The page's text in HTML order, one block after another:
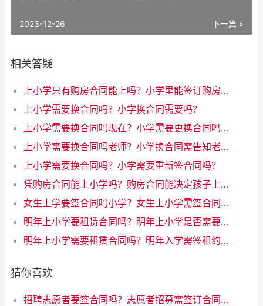
下一篇 »
2023-12-26
相关答疑
上小学只有购房合同能上吗？小学里能签订购房合同吗？
上小学需要换合同吗？小学换合同需要吗？
上小学需要换合同吗现在？小学需要更换合同吗？解答在这里
上小学需要换合同吗老师？小学换合同需告知老师吗
上小学需要换合同吗？小学需要重新签合同吗？
凭购房合同能上小学吗？购房合同能决定孩子上小学吗？
女生上学要签合同吗小学？女生上小学需签合同吗？
明年上小学要租赁合同吗？明年上小学是否需要签租赁合同
明年上小学需要租赁合同吗？明年入学需签租约吗？
猜你喜欢
招聘志愿者要签合同吗？志愿者招募需签订合同吗